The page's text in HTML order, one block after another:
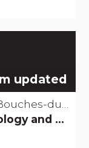
updated
du-Rhône
and other miracles...